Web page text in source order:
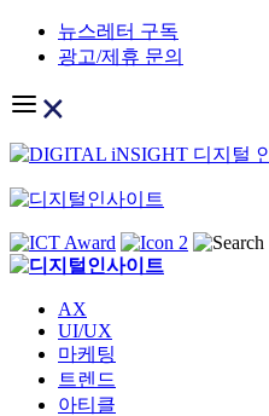
Skip
content
뉴스레터 구독
광고/제휴 문의
AX
UI/UX
마케팅
트렌드
아티클